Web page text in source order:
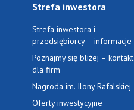
Strefa inwestora
Strefa inwestora i
przedsiębiorcy – informacje
Poznajmy się bliżej – kontakt
dla firm
Nagroda im. Ilony Rafalskiej
Oferty inwestycyjne